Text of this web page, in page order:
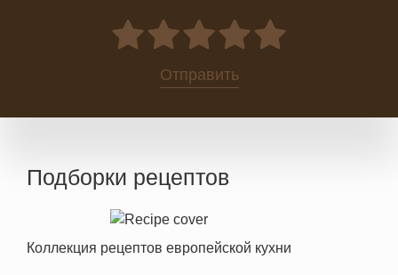
0
Отправить
Подборки рецептов
Коллекция рецептов европейской кухни